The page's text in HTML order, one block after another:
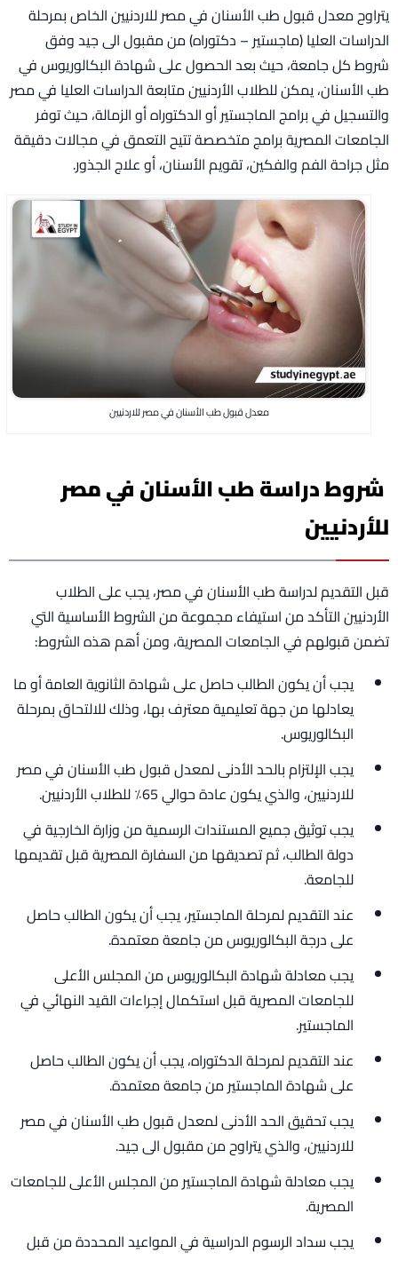
يتراوح معدل قبول طب الأسنان في مصر للاردنيين الخاص بمرحلة
الدراسات العليا (ماجستير – دكتوراه) من مقبول الى جيد وفق
شروط كل جامعة، حيث بعد الحصول على شهادة البكالوريوس في
طب الأسنان، يمكن للطلاب الأردنيين متابعة الدراسات العليا في مصر
والتسجيل في برامج الماجستير أو الدكتوراه أو الزمالة، حيث توفر
الجامعات المصرية برامج متخصصة تتيح التعمق في مجالات دقيقة
مثل جراحة الفم والفكين، تقويم الأسنان، أو علاج الجذور.
معدل قبول طب الأسنان في مصر للاردنيين
شروط دراسة طب الأسنان في مصر
للأردنيين
قبل التقديم لدراسة طب الأسنان في مصر، يجب على الطلاب
الأردنيين التأكد من استيفاء مجموعة من الشروط الأساسية التي
تضمن قبولهم في الجامعات المصرية، ومن أهم هذه الشروط:
يجب أن يكون الطالب حاصل على شهادة الثانوية العامة أو ما
يعادلها من جهة تعليمية معترف بها، وذلك للالتحاق بمرحلة
البكالوريوس.
يجب الإلتزام بالحد الأدنى لمعدل قبول طب الأسنان في مصر
للاردنيين، والذي يكون عادة حوالي 65٪ للطلاب الأردنيين.
يجب توثيق جميع المستندات الرسمية من وزارة الخارجية في
دولة الطالب، ثم تصديقها من السفارة المصرية قبل تقديمها
للجامعة.
عند التقديم لمرحلة الماجستير، يجب أن يكون الطالب حاصل
على درجة البكالوريوس من جامعة معتمدة.
يجب معادلة شهادة البكالوريوس من المجلس الأعلى
للجامعات المصرية قبل استكمال إجراءات القيد النهائي في
الماجستير.
عند التقديم لمرحلة الدكتوراه، يجب أن يكون الطالب حاصل
على شهادة الماجستير من جامعة معتمدة.
يجب تحقيق الحد الأدنى لمعدل قبول طب الأسنان في مصر
للاردنيين، والذي يتراوح من مقبول الى جيد.
يجب معادلة شهادة الماجستير من المجلس الأعلى للجامعات
المصرية.
يجب سداد الرسوم الدراسية في المواعيد المحددة من قبل